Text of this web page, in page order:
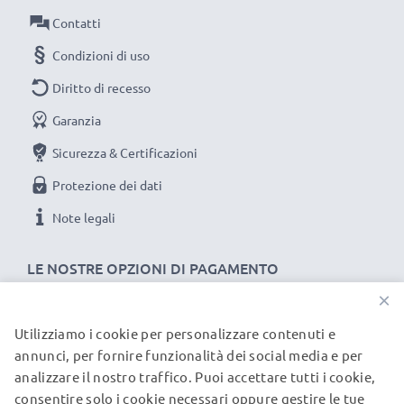
LE NOSTRE OPZIONI DI PAGAMENTO
Contatti
Condizioni di uso
Diritto di recesso
Garanzia
Sicurezza & Certificazioni
Protezione dei dati
Note legali
I NOSTRI PARTNER DI SPEDIZIONE
×
Utilizziamo i cookie per personalizzare contenuti e
annunci, per fornire funzionalità dei social media e per
analizzare il nostro traffico. Puoi accettare tutti i cookie,
consentire solo i cookie necessari oppure gestire le tue